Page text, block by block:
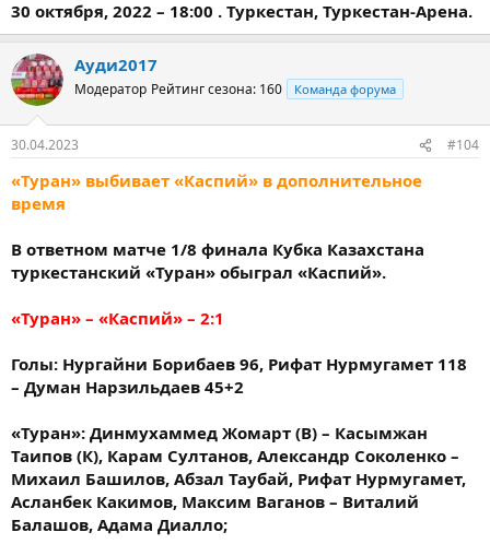
30 октября, 2022 – 18:00 . Туркестан, Туркестан-Арена.
Ауди2017
Модератор Рейтинг сезона: 160 Команда форума
30.04.2023 #104
«Туран» выбивает «Каспий» в дополнительное
время
В ответном матче 1/8 финала Кубка Казахстана
туркестанский «Туран» обыграл «Каспий».
«Туран» – «Каспий» – 2:1
Голы: Нургайни Борибаев 96, Рифат Нурмугамет 118
– Думан Нарзильдаев 45+2
«Туран»: Динмухаммед Жомарт (В) – Касымжан
Таипов (К), Карам Султанов, Александр Соколенко –
Михаил Башилов, Абзал Таубай, Рифат Нурмугамет,
Асланбек Какимов, Максим Ваганов – Виталий
Балашов, Адама Диалло;